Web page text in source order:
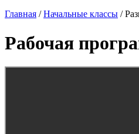
Главная /Начальные классы /
Рабочая